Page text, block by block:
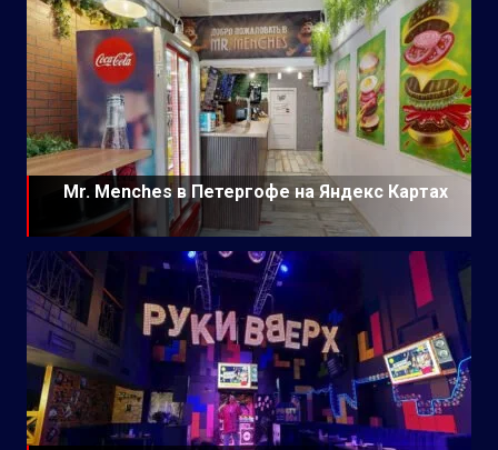
Mr. Menches в Петергофе на Яндекс Картах